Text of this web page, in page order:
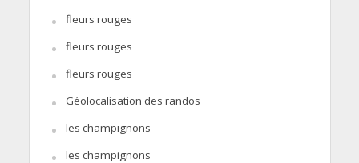
fleurs rouges
fleurs rouges
fleurs rouges
Géolocalisation des randos
les champignons
les champignons